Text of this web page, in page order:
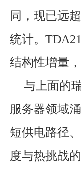
同，现已远
统计。
结构性增量
与上面的
服务器领域
短供电路径
度与热挑战